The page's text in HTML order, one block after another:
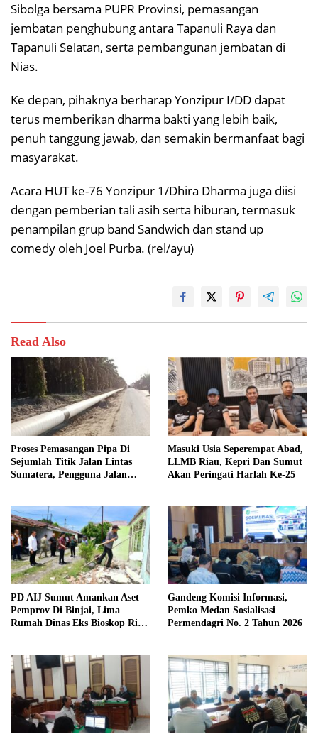
Sibolga bersama PUPR Provinsi, pemasangan
jembatan penghubung antara Tapanuli Raya dan
Tapanuli Selatan, serta pembangunan jembatan di
Nias.
Ke depan, pihaknya berharap Yonzipur I/DD dapat
terus memberikan dharma bakti yang lebih baik,
penuh tanggung jawab, dan semakin bermanfaat bagi
masyarakat.
Acara HUT ke-76 Yonzipur 1/Dhira Dharma juga diisi
dengan pemberian tali asih serta hiburan, termasuk
penampilan grup band Sandwich dan stand up
comedy oleh Joel Purba. (rel/ayu)
Read Also
Proses Pemasangan Pipa Di
Sejumlah Titik Jalan Lintas
Sumatera, Pengguna Jalan
Masuki Usia Seperempat Abad,
LLMB Riau, Kepri Dan Sumut
Akan Peringati Harlah Ke-25
PD AIJ Sumut Amankan Aset
Pemprov Di Binjai, Lima
Rumah Dinas Eks Bioskop Ria
Gandeng Komisi Informasi,
Pemko Medan Sosialisasi
Permendagri No. 2 Tahun 2026